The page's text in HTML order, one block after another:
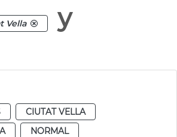
Vella
y
CIUTAT VELLA
NORMAL